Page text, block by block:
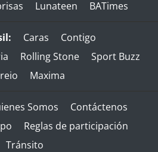
Lunateen BATimes
Caras
Contigo
Rolling Stone
Sport Buzz
Maxima
Somos
Contáctenos
Reglas de participación
Tránsito